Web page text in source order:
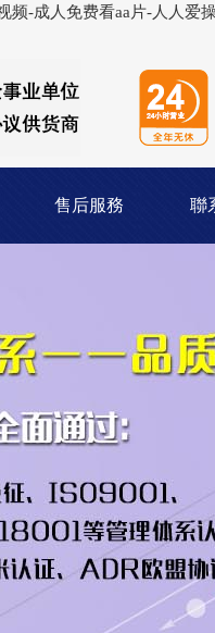
-成人免费看aa片-人人爱
售后服務 聯